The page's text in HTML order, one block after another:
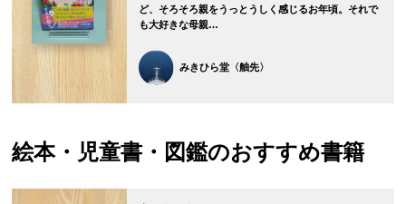
ど、そろそろ親をうっとうしく感じるお年頃。それで
も大好きな母親…
みきひら堂〈舳先〉
絵本・児童書・図鑑のおすすめ書籍